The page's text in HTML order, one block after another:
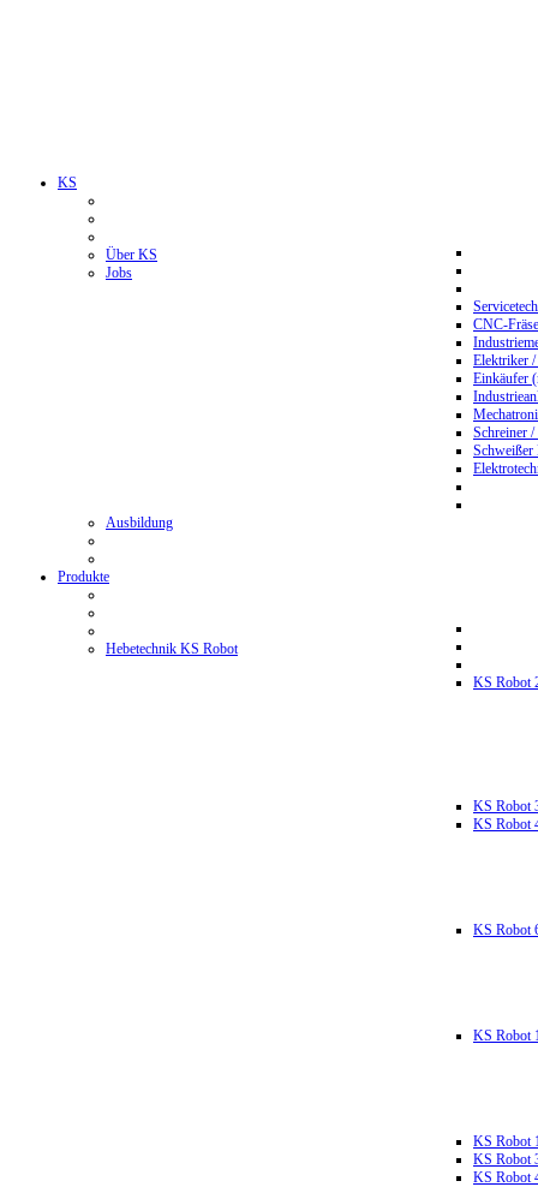
KS
Über KS
Jobs
CNC-
Elektriker
Einkäufer
Schreiner
Ausbildung
Produkte
Hebetechnik KS Robot
KS Robot
KS Robot
KS Robot
KS Robot
KS Robot
KS Robot
KS Robot
KS Robot